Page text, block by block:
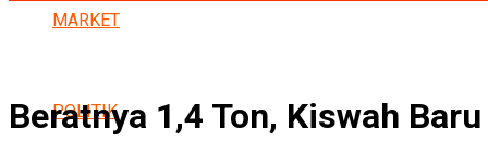
MARKET
POLITIK
Beratnya 1,4 Ton, Kiswah